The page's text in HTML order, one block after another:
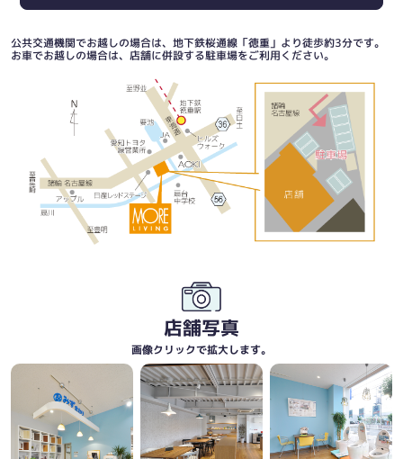
公共交通機関でお越しの場合は、地下鉄桜通線「徳重」より徒歩約3分です。
お車でお越しの場合は、店舗に併設する駐車場をご利用ください。
店舗写真
画像クリックで拡大します。